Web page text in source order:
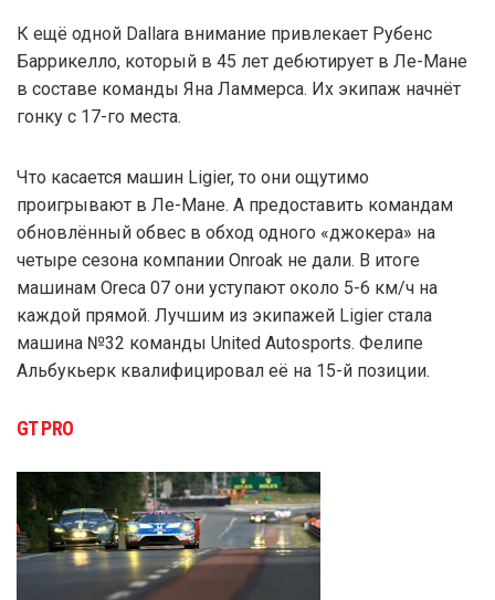
К ещё одной Dallara внимание привлекает Рубенс
Баррикелло, который в 45 лет дебютирует в Ле-Мане
в составе команды Яна Ламмерса. Их экипаж начнёт
гонку с 17-го места.
Что касается машин Ligier, то они ощутимо
проигрывают в Ле-Мане. А предоставить командам
обновлённый обвес в обход одного «джокера» на
четыре сезона компании Onroak не дали. В итоге
машинам Oreca 07 они уступают около 5-6 км/ч на
каждой прямой. Лучшим из экипажей Ligier стала
машина №32 команды United Autosports. Фелипе
Альбукьерк квалифицировал её на 15-й позиции.
GT PRO